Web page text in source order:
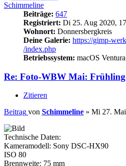
Schimmeline
Beiträge: 647
Registriert: Di 25. Aug 2020,
Wohnort: Donnersbergkreis
Deine Galerie: https://gimp-
/index.php
Betriebssystem: macOS
Re: Foto-WBW Mai:
Zitieren
Beitrag von Schimmeline » Mi 27.
Technische Daten:
Kameramodell: Sony DSC-HX90
ISO 80
Brennweite: 75 mm